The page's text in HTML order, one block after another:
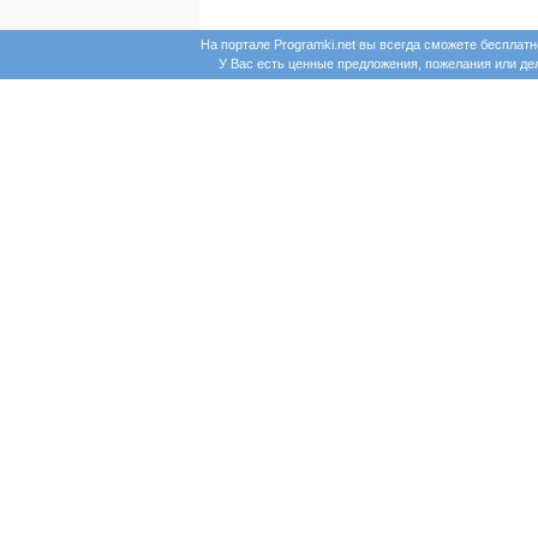
На портале Programki.net вы всегда сможете
У Вас есть ценные предложения, пожелания или